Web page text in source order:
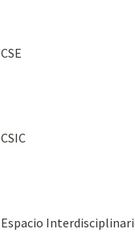
CSE
CSIC
Espacio